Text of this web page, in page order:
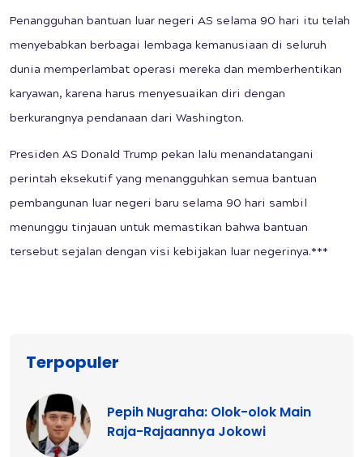
Penangguhan bantuan luar negeri AS selama 90 hari itu telah
menyebabkan berbagai lembaga kemanusiaan di seluruh
dunia memperlambat operasi mereka dan memberhentikan
karyawan, karena harus menyesuaikan diri dengan
berkurangnya pendanaan dari Washington.
Presiden AS Donald Trump pekan lalu menandatangani
perintah eksekutif yang menangguhkan semua bantuan
pembangunan luar negeri baru selama 90 hari sambil
menunggu tinjauan untuk memastikan bahwa bantuan
tersebut sejalan dengan visi kebijakan luar negerinya.***
Terpopuler
Pepih Nugraha: Olok-olok Main
Raja-Rajaannya Jokowi